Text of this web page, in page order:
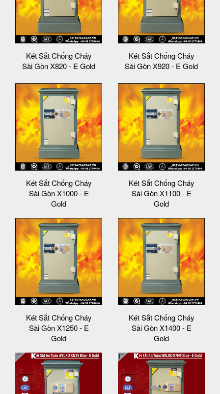
Két Sắt Chống Cháy
Sài Gòn X820 - E Gold
Két Sắt Chống Cháy
Sài Gòn X920 - E Gold
Két Sắt Chống Cháy
Sài Gòn X1000 - E
Gold
Két Sắt Chống Cháy
Sài Gòn X1100 - E
Gold
Két Sắt Chống Cháy
Sài Gòn X1250 - E
Gold
Két Sắt Chống Cháy
Sài Gòn X1400 - E
Gold